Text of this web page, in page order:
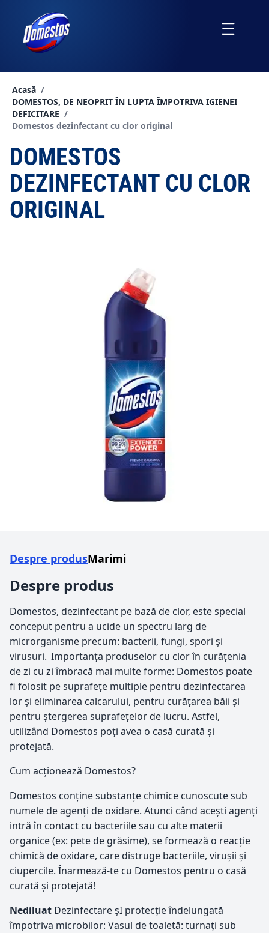
conținut
Acasă /
DOMESTOS, DE NEOPRIT ÎN LUPTA ÎMPOTRIVA IGIENEI
DEFICITARE /
Current page:
Domestos dezinfectant cu clor original
DOMESTOS
DEZINFECTANT CU CLOR
ORIGINAL
Despre produsMarimi
Despre produs
Domestos, dezinfectant pe bază de clor, este special
conceput pentru a ucide un spectru larg de
microrganisme precum: bacterii, fungi, spori și
virusuri. Importanța produselor cu clor în curățenia
de zi cu zi îmbracă mai multe forme: Domestos poate
fi folosit pe suprafețe multiple pentru dezinfectarea
lor și eliminarea calcarului, pentru curățarea băii și
pentru ștergerea suprafețelor de lucru. Astfel,
utilizând Domestos poți avea o casă curată și
protejată.
Cum acționează Domestos?
Domestos conține substanțe chimice cunoscute sub
numele de agenți de oxidare. Atunci când acești agenți
intră în contact cu bacteriile sau cu alte materii
organice (ex: pete de grăsime), se formează o reacție
chimică de oxidare, care distruge bacteriile, virușii și
ciupercile. Înarmează-te cu Domestos pentru o casă
curată și protejată!
Nediluat Dezinfectare șI protecţie îndelungată
împotriva microbilor: Vasul de toaletă: turnaţi sub